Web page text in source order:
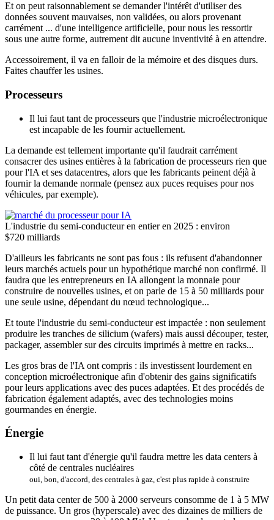
Et on peut raisonnablement se demander l'intérêt d'utiliser des
données souvent mauvaises, non validées, ou alors provenant
carrément ... d'une intelligence artificielle, pour nous les ressortir
sous une autre forme, autrement dit aucune inventivité à en attendre.
Accessoirement, il va en falloir de la mémoire et des disques durs.
Faites chauffer les usines.
Processeurs
Il lui faut tant de processeurs que l'industrie microélectronique
est incapable de les fournir actuellement.
La demande est tellement importante qu'il faudrait carrément
consacrer des usines entières à la fabrication de processeurs rien que
pour l'IA et ses datacentres, alors que les fabricants peinent déjà à
fournir la demande normale (pensez aux puces requises pour nos
véhicules, par exemple).
L'industrie du semi-conducteur en entier en 2025 : environ
$720 milliards
D'ailleurs les fabricants ne sont pas fous : ils refusent d'abandonner
leurs marchés actuels pour un hypothétique marché non confirmé. Il
faudra que les entrepreneurs en IA allongent la monnaie pour
construire de nouvelles usines, et on parle de 15 à 50 milliards pour
une seule usine, dépendant du nœud technologique...
Et toute l'industrie du semi-conducteur est impactée : non seulement
produire les tranches de silicium (wafers) mais aussi découper, tester,
packager, assembler sur des circuits imprimés à mettre en racks...
Les gros bras de l'IA ont compris : ils investissent lourdement en
conception microélectronique afin d'obtenir des gains significatifs
pour leurs applications avec des puces adaptées. Et des procédés de
fabrication également adaptés, avec des technologies moins
gourmandes en énergie.
Énergie
Il lui faut tant d'énergie qu'il faudra mettre les data centers à
côté de centrales nucléaires
oui, bon, d'accord, des centrales à gaz, c'est plus rapide à construire
Un petit data center de 500 à 2000 serveurs consomme de 1 à 5 MW
de puissance. Un gros (hyperscale) avec des dizaines de milliers de